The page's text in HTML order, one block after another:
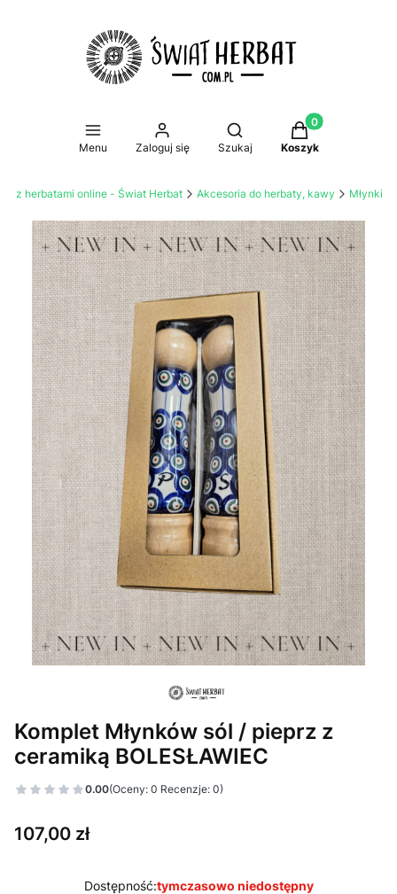
Menu Zaloguj się
Otwórz wyszukiwarkę
Szukaj
Produkty w
Koszyk
z herbatami online - Świat Herbat Akcesoria do herbaty, kawy Młynki
Komplet Młynków sól / pieprz z
ceramiką BOLESŁAWIEC
0.00(Oceny: 0 Recenzje: 0)
Cena
107,00 zł
Dostępność:tymczasowo niedostępny